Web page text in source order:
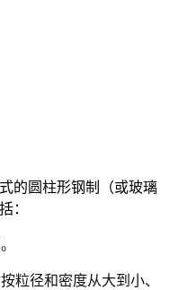
的圆柱形钢制（或玻璃
：
粒径和密度从大到小、